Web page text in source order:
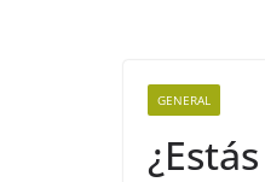
GENERAL